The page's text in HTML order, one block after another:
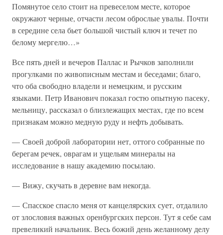
Помянутое село стоит на превеселом месте, которое
окружают черные, отчасти лесом оброслые увалы. Почти
в середине села бьет большой чистый ключ и течет по
белому мергелю…»
Все пять дней и вечеров Паллас и Рычков заполнили
прогулками по живописным местам и беседами; благо,
что оба свободно владели и немецким, и русским
языками. Петр Иванович показал гостю опытную пасеку,
мельницу, рассказал о близлежащих местах, где по всем
признакам можно медную руду и нефть добывать.
— Своей доброй лаборатории нет, оттого собранные по
берегам речек, оврагам и ущельям минералы на
исследование в нашу академию посылаю.
— Вижу, скучать в деревне вам некогда.
— Спасское спасло меня от канцелярских сует, отдалило
от злословия важных оренбургских персон. Тут я себе сам
превеликий начальник. Весь божий день желанному делу